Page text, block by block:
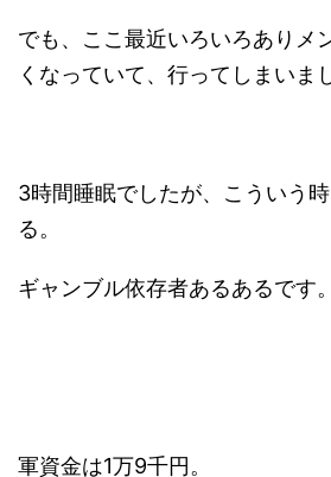
でも、ここ最近いろいろありメ
くなっていて、行ってしまいま
3時間睡眠でしたが、こういう
る。
ギャンブル依存者あるあるです。
軍資金は1万9千円。